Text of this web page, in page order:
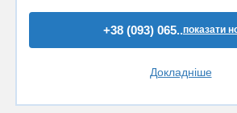
+38 (093) 065..показати
Докладніше